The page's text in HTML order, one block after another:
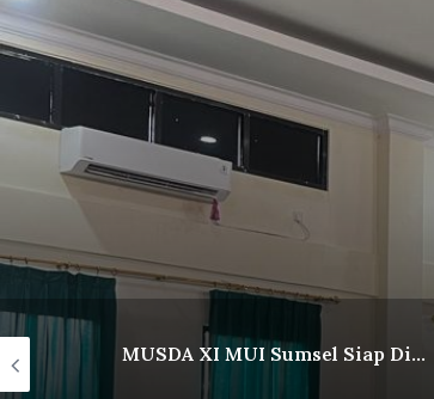
MUSDA XI MUI Sumsel Siap Digelar, Bahas Program 2026–2031 dan Susun Kepengurusan Baru